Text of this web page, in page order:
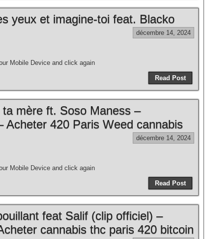
yeux et imagine-toi feat. Blacko
décembre 14, 2024
Mobile Device and click again
Read Post
mère ft. Soso Maness –
Acheter 420 Paris Weed cannabis
décembre 14, 2024
Mobile Device and click again
Read Post
feat Salif (clip officiel) –
cannabis thc paris 420 bitcoin